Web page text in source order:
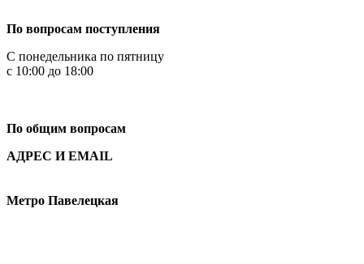
По вопросам поступления
С понедельника по пятницу
с 10:00 до 18:00
По общим вопросам
АДРЕС И EMAIL
Метро Павелецкая